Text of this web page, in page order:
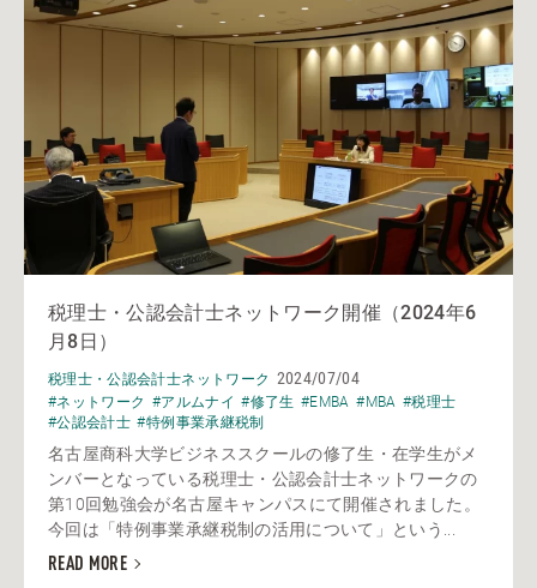
税理士・公認会計士ネットワーク開催（2024年6
月8日）
税理士・公認会計士ネットワーク 2024/07/04
#ネットワーク #アルムナイ #修了生 #EMBA #MBA #税理士
#公認会計士 #特例事業承継税制
名古屋商科大学ビジネススクールの修了生・在学生がメ
ンバーとなっている税理士・公認会計士ネットワークの
第10回勉強会が名古屋キャンパスにて開催されました。
今回は「特例事業承継税制の活用について」という...
READ MORE